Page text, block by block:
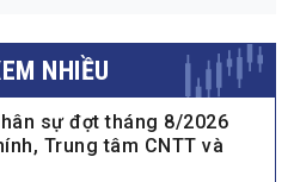
NHIỀU
sự đợt tháng 8/2026
Trung tâm CNTT và